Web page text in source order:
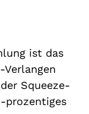
ist das
Squeeze-
prozentiges